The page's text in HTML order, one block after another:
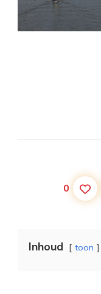
0
Inhoud toon